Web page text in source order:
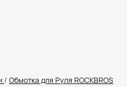
/ Обмотка для Руля ROCKBROS